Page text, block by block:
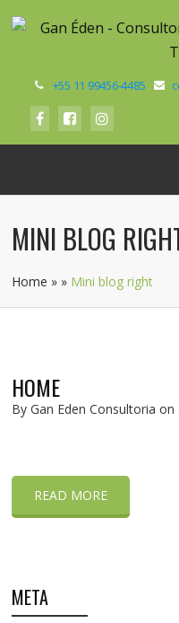
+55 11 99456-4485
MINI BLOG
Home » » Mini blog right
HOME
By Gan Eden Consultoria on
READ MORE
META